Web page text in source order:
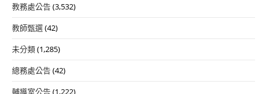
教務處公告(3,532)
教師甄選(42)
未分類(1,285)
總務處公告(42)
輔導室公告(1,222)